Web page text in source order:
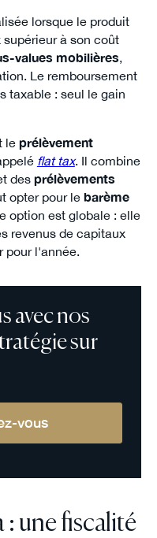
lorsque le produit
à son coût
values mobilières,
Le remboursement
taxable : seul le gain
le prélèvement
flat tax. Il combine
des prélèvements
opter pour le barème
option est globale : elle
revenus de capitaux
pour l'année.
avec nos
sur
vous
: une fiscalité